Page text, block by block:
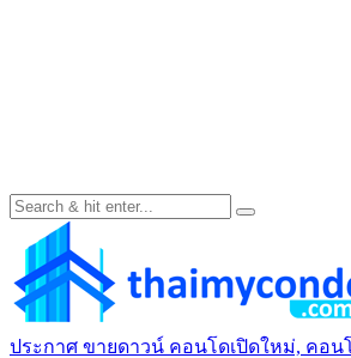
ประกาศ ขายดาวน์ คอนโดเปิดใหม่, คอ